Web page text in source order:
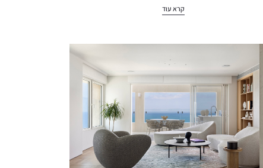
קרא עוד